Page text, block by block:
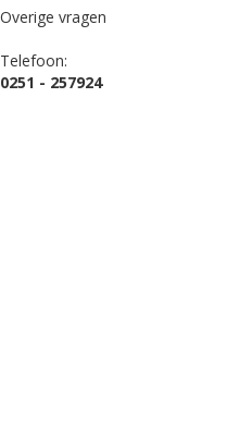
Overige vragen
Telefoon:
0251 - 257924